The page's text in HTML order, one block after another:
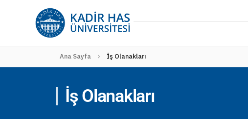
Ana Sayfa İş Olanakları
İş Olanakları